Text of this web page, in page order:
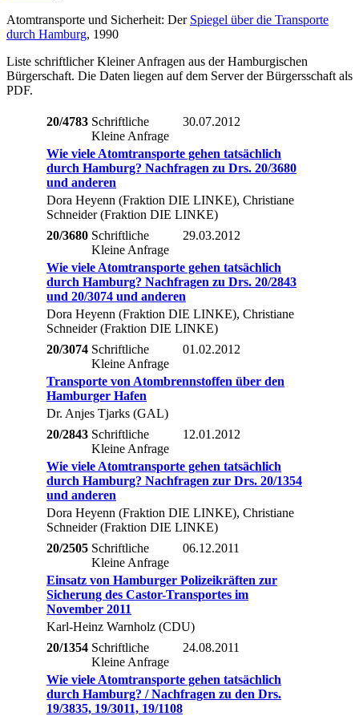
Atomtransporte und Sicherheit: Der Spiegel über die Transporte
durch Hamburg, 1990
Liste schriftlicher Kleiner Anfragen aus der Hamburgischen
Bürgerschaft. Die Daten liegen auf dem Server der Bürgersschaft als
PDF.
20/4783 Schriftliche
Kleine Anfrage
30.07.2012
Wie viele Atomtransporte gehen tatsächlich
durch Hamburg? Nachfragen zu Drs. 20/3680
und anderen
Dora Heyenn (Fraktion DIE LINKE), Christiane
Schneider (Fraktion DIE LINKE)
20/3680 Schriftliche
Kleine Anfrage
29.03.2012
Wie viele Atomtransporte gehen tatsächlich
durch Hamburg? Nachfragen zu Drs. 20/2843
und 20/3074 und anderen
Dora Heyenn (Fraktion DIE LINKE), Christiane
Schneider (Fraktion DIE LINKE)
20/3074 Schriftliche
Kleine Anfrage
01.02.2012
Transporte von Atombrennstoffen über den
Hamburger Hafen
Dr. Anjes Tjarks (GAL)
20/2843 Schriftliche
Kleine Anfrage
12.01.2012
Wie viele Atomtransporte gehen tatsächlich
durch Hamburg? Nachfragen zur Drs. 20/1354
und anderen
Dora Heyenn (Fraktion DIE LINKE), Christiane
Schneider (Fraktion DIE LINKE)
20/2505 Schriftliche
Kleine Anfrage
06.12.2011
Einsatz von Hamburger Polizeikräften zur
Sicherung des Castor-Transportes im
November 2011
Karl-Heinz Warnholz (CDU)
20/1354 Schriftliche
Kleine Anfrage
24.08.2011
Wie viele Atomtransporte gehen tatsächlich
durch Hamburg? / Nachfragen zu den Drs.
19/3835, 19/3011, 19/1108